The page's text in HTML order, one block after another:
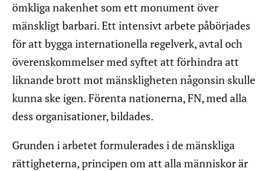
ömkliga nakenhet som ett monument över
mänskligt barbari. Ett intensivt arbete påbörjades
för att bygga internationella regelverk, avtal och
överenskommelser med syftet att förhindra att
liknande brott mot mänskligheten någonsin skulle
kunna ske igen. Förenta nationerna, FN, med alla
dess organisationer, bildades.
Grunden i arbetet formulerades i de mänskliga
rättigheterna, principen om att alla människor är